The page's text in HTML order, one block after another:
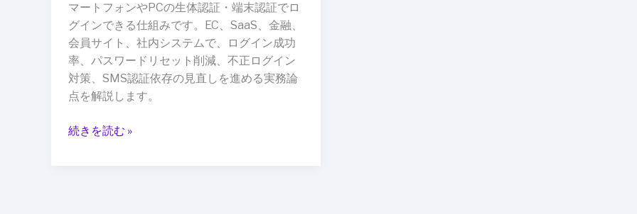
マートフォンやPCの生体認証・端末認証でロ
グインできる仕組みです。EC、SaaS、金融、
会員サイト、社内システムで、ログイン成功
率、パスワードリセット削減、不正ログイン
対策、SMS認証依存の見直しを進める実務論
点を解説します。
能”か
ら“標
準
ロ
グ
イ
ン”へ：
パ
続きを読む »